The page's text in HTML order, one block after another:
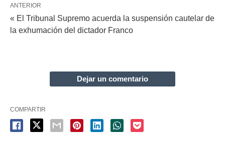
ANTERIOR
« El Tribunal Supremo acuerda la suspensión cautelar de
la exhumación del dictador Franco
Dejar un comentario
COMPARTIR